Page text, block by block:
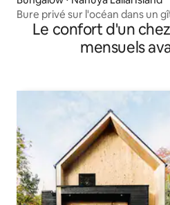
Bure privé sur l'océan dans un
Le confort d'un
mensuels